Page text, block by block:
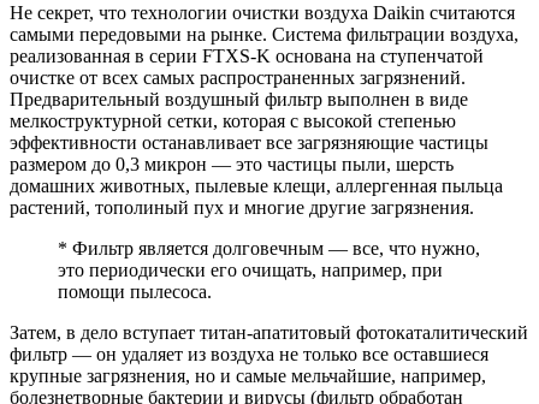
Не секрет, что технологии очистки воздуха Daikin считаются
самыми передовыми на рынке. Система фильтрации воздуха,
реализованная в серии FTXS-K основана на ступенчатой
очистке от всех самых распространенных загрязнений.
Предварительный воздушный фильтр выполнен в виде
мелкоструктурной сетки, которая с высокой степенью
эффективности останавливает все загрязняющие частицы
размером до 0,3 микрон — это частицы пыли, шерсть
домашних животных, пылевые клещи, аллергенная пыльца
растений, тополиный пух и многие другие загрязнения.
* Фильтр является долговечным — все, что нужно,
это периодически его очищать, например, при
помощи пылесоса.
Затем, в дело вступает титан-апатитовый фотокаталитический
фильтр — он удаляет из воздуха не только все оставшиеся
крупные загрязнения, но и самые мельчайшие, например,
болезнетворные бактерии и вирусы (фильтр обработан